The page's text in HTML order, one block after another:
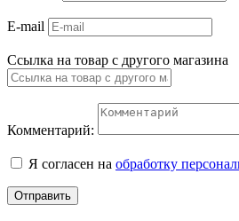
E-mail
Ссылка на товар с другого магазина
Комментарий:
Я согласен на обработку
Отправить